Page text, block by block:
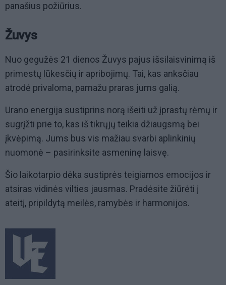
panašius požiūrius.
Žuvys
Nuo gegužės 21 dienos Žuvys pajus išsilaisvinimą iš
primestų lūkesčių ir apribojimų. Tai, kas anksčiau
atrodė privaloma, pamažu praras jums galią.
Urano energija sustiprins norą išeiti už įprastų rėmų ir
sugrįžti prie to, kas iš tikrųjų teikia džiaugsmą bei
įkvėpimą. Jums bus vis mažiau svarbi aplinkinių
nuomonė – pasirinksite asmeninę laisvę.
Šio laikotarpio dėka sustiprės teigiamos emocijos ir
atsiras vidinės vilties jausmas. Pradėsite žiūrėti į
ateitį, pripildytą meilės, ramybės ir harmonijos.